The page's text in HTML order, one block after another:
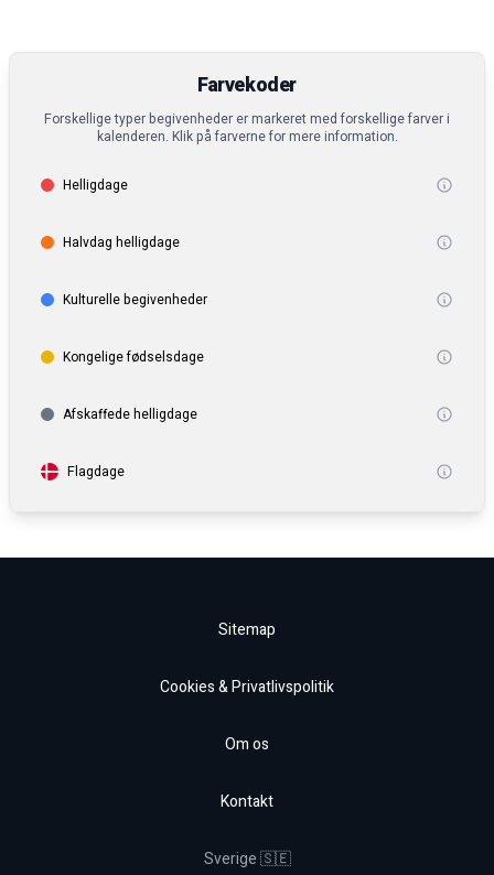
Farvekoder
Forskellige typer begivenheder er markeret med forskellige farver i
kalenderen. Klik på farverne for mere information.
Helligdage
Halvdag helligdage
Kulturelle begivenheder
Kongelige fødselsdage
Afskaffede helligdage
Flagdage
Sitemap
Cookies & Privatlivspolitik
Om os
Kontakt
Sverige 🇸🇪